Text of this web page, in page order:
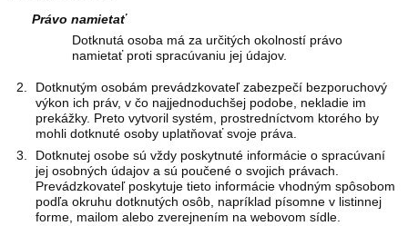
Právo namietať
Dotknutá osoba má za určitých okolností právo
namietať proti spracúvaniu jej údajov.
Dotknutým osobám prevádzkovateľ zabezpečí bezporuchový
výkon ich práv, v čo najjednoduchšej podobe, nekladie im
prekážky. Preto vytvoril systém, prostredníctvom ktorého by
mohli dotknuté osoby uplatňovať svoje práva.
Dotknutej osobe sú vždy poskytnuté informácie o spracúvaní
jej osobných údajov a sú poučené o svojich právach.
Prevádzkovateľ poskytuje tieto informácie vhodným spôsobom
podľa okruhu dotknutých osôb, napríklad písomne v listinnej
forme, mailom alebo zverejnením na webovom sídle.